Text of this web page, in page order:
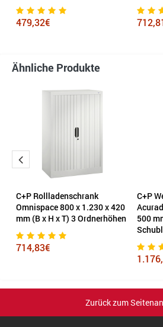
479,32€
Ähnliche Produkte
C+P Rollladenschrank
Omnispace 800 x 1.230 x 420
mm (B x H x T) 3 Ordnerhöhen
714,83€
C+P
500
Zurück zum